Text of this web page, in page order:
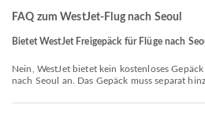
FAQ zum WestJet-Flug nach Seoul
Bietet WestJet Freigepäck für Flüge nach
Nein, WestJet bietet kein kostenloses Gepäck für Inland & International Flüge
nach Seoul an. Das Gepäck muss separat